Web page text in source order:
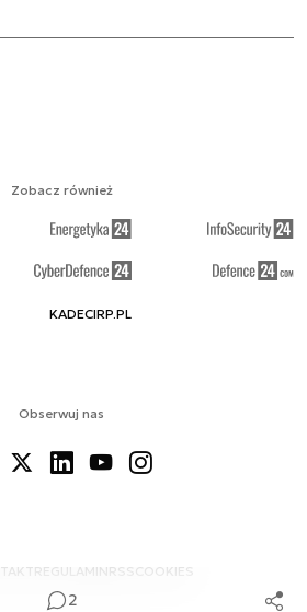
2
Obserwuj nas
REGULAMINRSS COOKIES
Zobacz również
KADECIRP.PL